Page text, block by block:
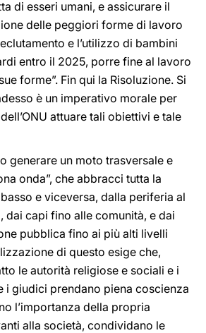
di esseri umani, e assicurare il
delle peggiori forme di lavoro
e l’utilizzo di bambini
entro il 2025, porre fine al lavoro
forme”. Fin qui la Risoluzione. Si
è un imperativo morale per
attuare tali obiettivi e tale
generare un moto trasversale e
onda”, che abbracci tutta la
e viceversa, dalla periferia al
dai capi fino alle comunità, e dai
pubblica fino ai più alti livelli
di questo esige che,
le autorità religiose e sociali e i
i giudici prendano piena coscienza
l’importanza della propria
alla società, condividano le